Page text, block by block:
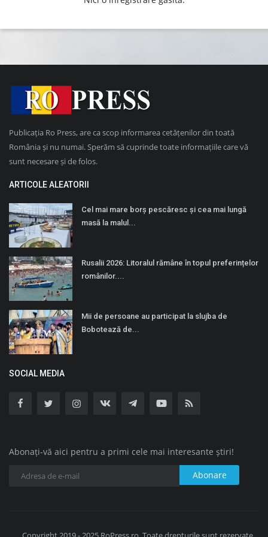
Publicația Ro Press, are ca scop informarea cetățenilor din toată
România și nu numai. Sperăm să cuprinde toate informațiile care vă
sunt necesare și de folos.
ARTICOLE ALEATORII
Cel mai mare borș pescăresc și cea mai lungă
masă la malul...
Rusalii 2026: Litoralul rămâne în topul preferințelor
românilor....
Mii de persoane au participat la slujba de
Bobotează de...
SOCIAL MEDIA
Abonați-vă aici pentru a primi cele mai interesante știri!
Abonare